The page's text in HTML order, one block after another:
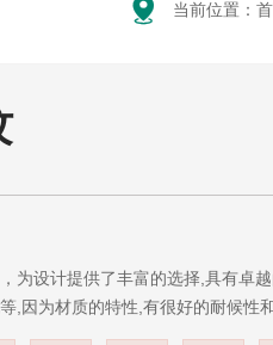
 当前位置：
为设计提供了丰富的选择,具有卓
,因为材质的特性,有很好的耐候性